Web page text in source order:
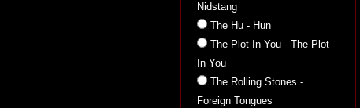
Nidstang
The Hu - Hun
The Plot In You - The Plot
In You
The Rolling Stones -
Foreign Tongues